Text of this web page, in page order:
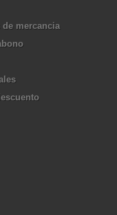
mercancia